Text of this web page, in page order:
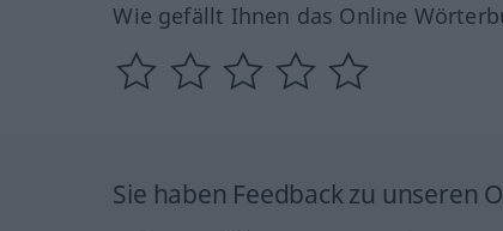
Wie gefällt Ihnen das Online
Sie haben Feedback zu unseren